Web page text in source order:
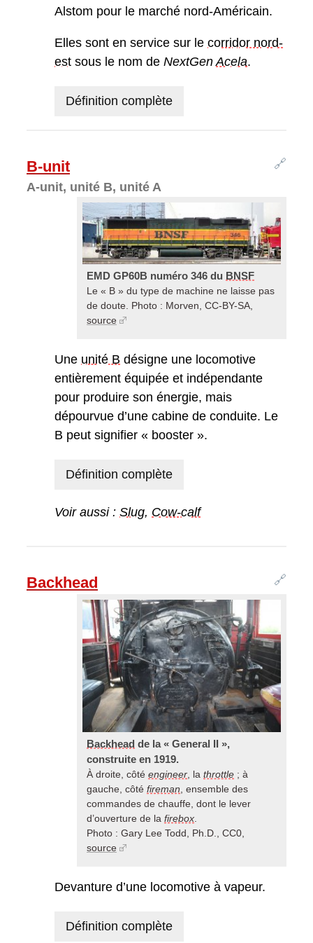
Alstom pour le marché nord-Américain.
Elles sont en service sur le corridor nord-
est sous le nom de NextGen Acela.
Définition complète
🔗
B-unit
A-unit, unité B, unité A
EMD GP60B numéro 346 du BNSF
Le « B » du type de machine ne laisse pas
de doute. Photo : Morven, CC-BY-SA,
source
Une unité B désigne une locomotive
entièrement équipée et indépendante
pour produire son énergie, mais
dépourvue d’une cabine de conduite. Le
B peut signifier « booster ».
Définition complète
Voir aussi : Slug, Cow-calf
🔗
Backhead
Backhead de la « General II »,
construite en 1919.
À droite, côté engineer , la throttle ; à
gauche, côté fireman , ensemble des
commandes de chauffe, dont le lever
d’ouverture de la firebox
Photo : Gary Lee Todd, Ph.D., CC0,
source
Devanture d’une locomotive à vapeur.
Définition complète